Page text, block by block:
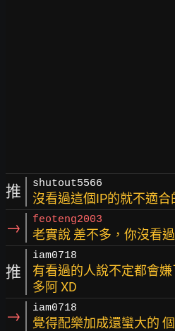
推 shutout5566
沒看過這個IP的就不適合
→ feoteng2003
老實說 差不多，你沒看
推
iam0718
有看過的人說不定都會
多阿 XD
→ iam0718
覺得配樂加成還蠻大的